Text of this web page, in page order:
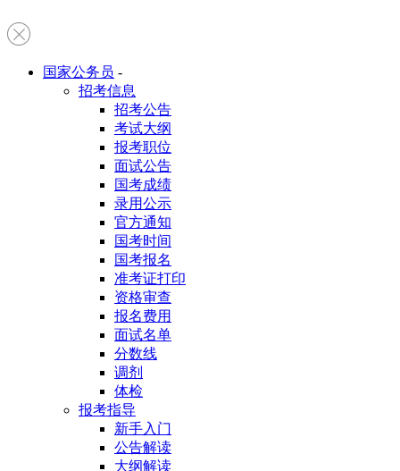
国家公务员 -
招考信息
招考公告
考试大纲
报考职位
面试公告
国考成绩
录用公示
官方通知
国考时间
国考报名
准考证打印
资格审查
报名费用
面试名单
分数线
调剂
体检
报考指导
新手入门
公告解读
大纲解读